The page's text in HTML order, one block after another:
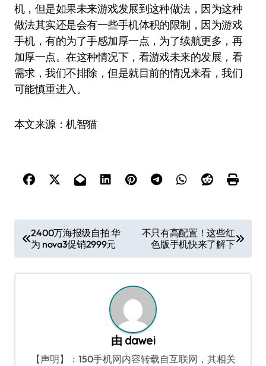
机，但是如果未来游戏发展到这种做法，因为这种
做法其实还是会有一些手机体积的限制，因为游戏
手机，有的为了手感加厚一点，为了续航更多，再
加厚一点。在这种情况下，看游戏未来的发展，看
需求，我们不排除，但是就目前的情况来看，我们
可能慎重进入。
本文来源：机智猫
章
导
2400万海报级自拍 华
为 nova3促销2999元
不只有高配置！这些红
色版手机快来了解下
由 dawei
【声明】：150手机网内容转载自互联网，其相关